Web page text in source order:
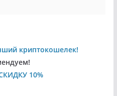
криптокошелек!
10%